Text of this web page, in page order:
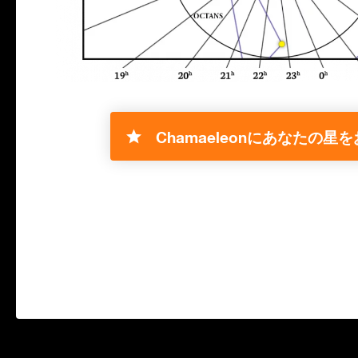
Chamaeleonにあなたの星を